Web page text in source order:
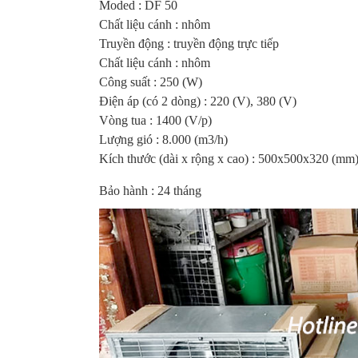
Moded : DF 50
Chất liệu cánh : nhôm
Truyền động : truyền động trực tiếp
Chất liệu cánh : nhôm
Công suất : 250 (W)
Điện áp (có 2 dòng) : 220 (V), 380 (V)
Vòng tua : 1400 (V/p)
Lượng gió : 8.000 (m3/h)
Kích thước (dài x rộng x cao) : 500x500x320 (mm)
Bảo hành : 24 tháng